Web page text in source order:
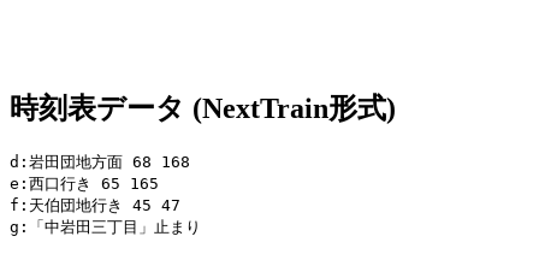
時刻表データ (NextTrain形式)
d:岩田団地方面 68 168
e:西口行き 65 165
f:天伯団地行き 45 47
g:「中岩田三丁目」止まり